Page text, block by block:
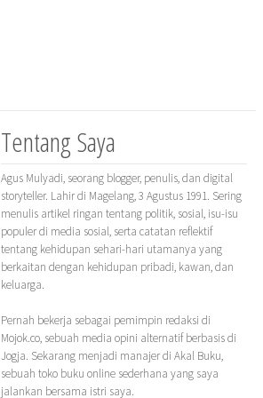
Tentang Saya
Agus Mulyadi, seorang blogger, penulis, dan digital
storyteller. Lahir di Magelang, 3 Agustus 1991. Sering
menulis artikel ringan tentang politik, sosial, isu-isu
populer di media sosial, serta catatan reflektif
tentang kehidupan sehari-hari utamanya yang
berkaitan dengan kehidupan pribadi, kawan, dan
keluarga.
Pernah bekerja sebagai pemimpin redaksi di
Mojok.co, sebuah media opini alternatif berbasis di
Jogja. Sekarang menjadi manajer di Akal Buku,
sebuah toko buku online sederhana yang saya
jalankan bersama istri saya.